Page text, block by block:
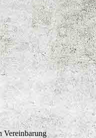
Vereinbarung